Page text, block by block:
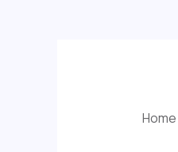
Home